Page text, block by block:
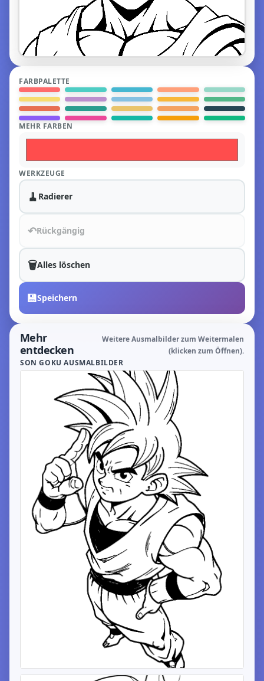
FARBPALETTE
MEHR FARBEN
WERKZEUGE
🧹 Radierer
↶Rückgängig
🗑️Alles löschen
💾Speichern
Mehr
entdecken
Weitere Ausmalbilder zum Weitermalen
(klicken zum Öffnen).
SON GOKU AUSMALBILDER